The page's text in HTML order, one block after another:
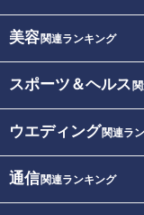
美容関連ランキング
スポーツ＆ヘルス
ウエディング関連ラ
通信関連ランキング